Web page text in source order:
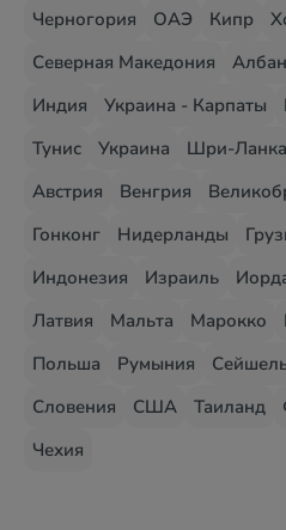
Черногория ОАЭ Кипр
Северная Македония
Индия
Украина - Карпаты
Тунис
Украина Шри-Ланка
Австрия
Венгрия
Гонконг
Нидерланды
Индонезия
Израиль
Латвия
Мальта Марокко
Польша
Румыния
Словения
США Таиланд
Чехия